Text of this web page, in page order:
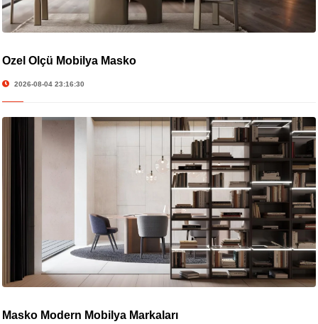
Özel Ölçü Mobilya Masko
2026-08-04 23:16:30
Masko Modern Mobilya Markaları